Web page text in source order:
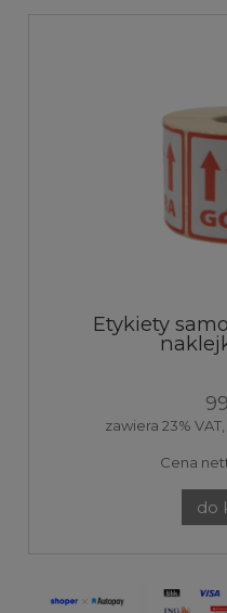
Etykiety
zawiera 23%
Cena
do